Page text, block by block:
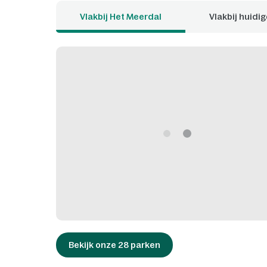
Vlakbij Het Meerdal Vlakbij
Bekijk onze 28 parken